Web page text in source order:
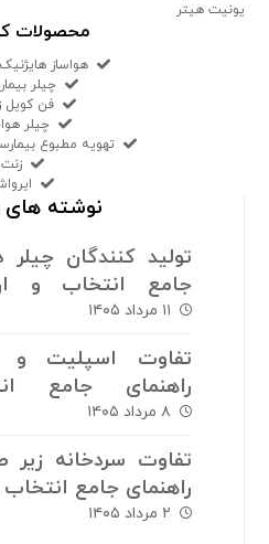
یونیت هیتر
محصولات
هواساز
چیلر
فن کویل
چیلر
تهویه مطبوع
زنت
نوشته
تولید کنندگان چیلر
جامع انتخاب و
سیستم های برودتی
۱۱ مرداد ۱۴۰۵
تفاوت اسپلیت و
راهنمای جامع
سرمایش و گرمایش
۸ مرداد ۱۴۰۵
تفاوت سردخانه زیر
راهنمای جامع انتخاب
۲ مرداد ۱۴۰۵